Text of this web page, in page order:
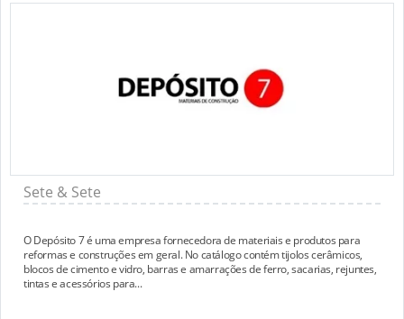
Sete & Sete
O Depósito 7 é uma empresa fornecedora de materiais e produtos para
reformas e construções em geral. No catálogo contém tijolos cerâmicos,
blocos de cimento e vidro, barras e amarrações de ferro, sacarias, rejuntes,
tintas e acessórios para...